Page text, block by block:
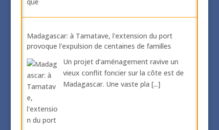
Madagascar: à Tamatave, l'extension du port
provoque l'expulsion de centaines de familles
Un projet d’aménagement ravive un
vieux conflit foncier sur la côte est de
Madagascar. Une vaste pla [...]